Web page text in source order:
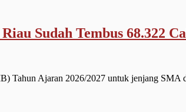
Sudah Tembus 68.322
Tahun Ajaran 2026/2027 untuk jenjang